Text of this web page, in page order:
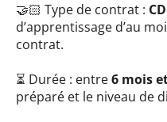
🤝🏻 Type de contrat :
d’apprentissage d’au
contrat.
⏳ Durée : entre6 mois
préparé et le niveau de